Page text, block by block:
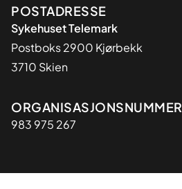
Adresse
POSTADRESSE
Sykehuset Telemark
Postboks 2900 Kjørbekk
3710 Skien
Organisasjon
ORGANISASJONSNUMMER
983 975 267